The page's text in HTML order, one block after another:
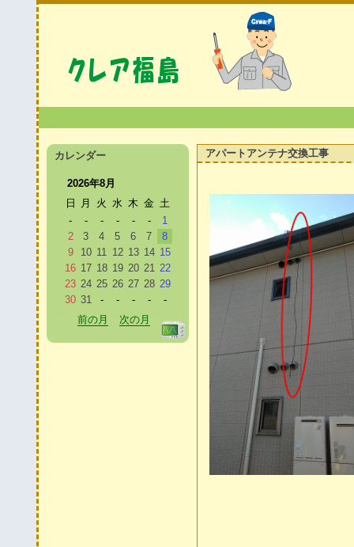
アパートアンテナ交換工事
カレンダー
2026年8月
日
月 火 水 木 金 土
-
- - - - -
1
2
3 4 5 6 7
8
9
10 11 12 13 14 15
16 17 18 19 20 21 22
23 24 25 26 27 28 29
30 31 - - - -
-
前の月
次の月